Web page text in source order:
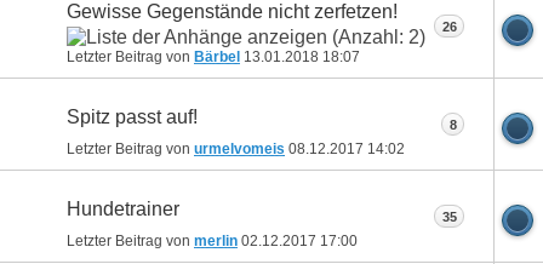
Gewisse Gegenstände nicht zerfetzen!
Letzter Beitrag von Bärbel 13.01.2018 18:07
26
Spitz passt auf!
Letzter Beitrag von urmelvomeis 08.12.2017 14:02
8
Hundetrainer
Letzter Beitrag von merlin 02.12.2017 17:00
35